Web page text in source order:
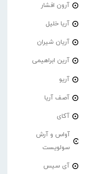
آرون افشار
آریا خلیل
آریان شیران
آرین ابراهیمی
آریو
آصف آریا
آکای
آواس و آرش
سولویست
آی سیس